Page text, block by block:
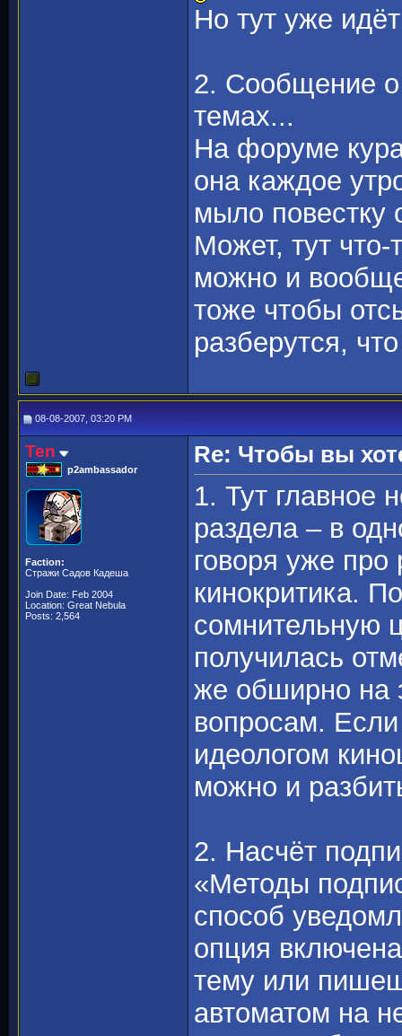
Но тут уже
2. Сообщение о
темах...
На форуме
она каждое
мыло повестку
Может, тут что-
можно и
тоже чтобы
разберутся,
08-08-2007, 03:20 PM
Ten
p2ambassador
Faction:
Стражи Садов Кадеша
Join Date: Feb 2004
Location: Great Nebula
Posts: 2,564
Re: Чтобы вы
1. Тут главное
раздела – в
говоря уже про
кинокритика.
сомнительную
получилась
же обширно на
вопросам.
идеологом
можно и
2. Насчёт
«Методы
способ
опция
тему или
автоматом на